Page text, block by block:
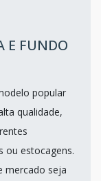
E FUNDO
popular
qualidade,
ou estocagens.
mercado seja